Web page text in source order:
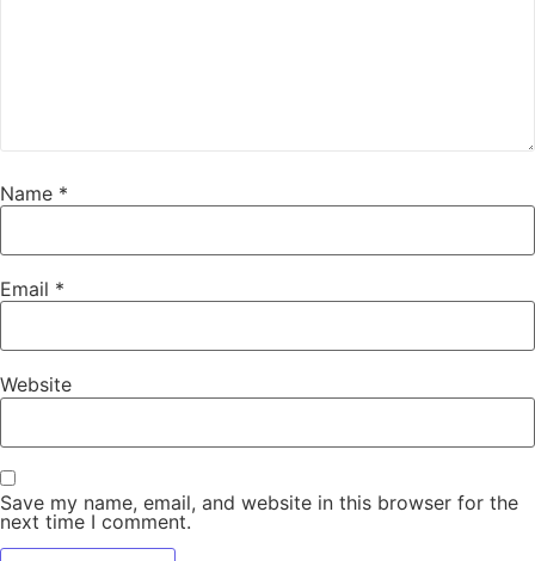
Name *
Email *
Website
Save my name, email, and website in this browser for the
next time I comment.